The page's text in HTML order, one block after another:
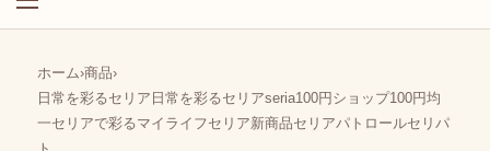
ホーム›商品›
日常を彩るセリア日常を彩るセリアseria100円ショップ100円均
一セリアで彩るマイライフセリア新商品セリアパトロールセリパ